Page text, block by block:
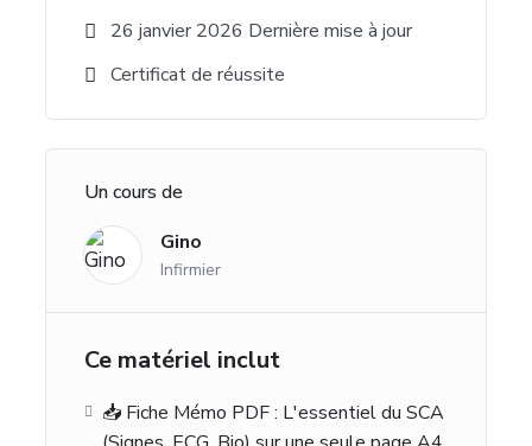
26 janvier 2026 Dernière mise à jour
Certificat de réussite
Un cours de
Gino
Infirmier
Ce matériel inclut
📥 Fiche Mémo PDF : L'essentiel du SCA